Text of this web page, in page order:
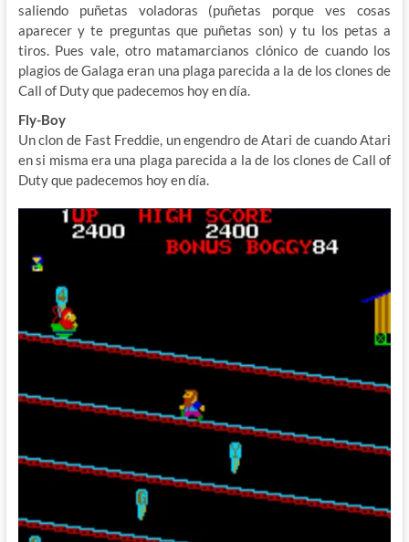
saliendo puñetas voladoras (puñetas porque ves cosas
aparecer y te preguntas que puñetas son) y tu los petas a
tiros. Pues vale, otro matamarcianos clónico de cuando los
plagios de Galaga eran una plaga parecida a la de los clones de
Call of Duty que padecemos hoy en día.
Fly-Boy
Un clon de Fast Freddie, un engendro de Atari de cuando Atari
en si misma era una plaga parecida a la de los clones de Call of
Duty que padecemos hoy en día.